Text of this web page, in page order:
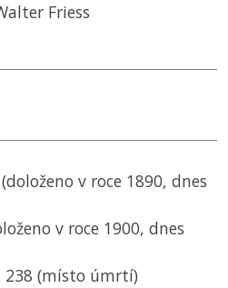
Friess
v roce 1890, dnes
v roce 1900, dnes
238 (místo úmrtí)